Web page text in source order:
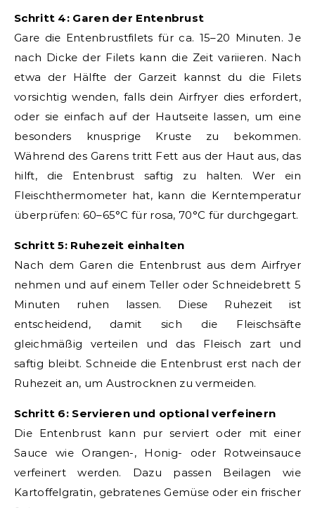
Schritt 4: Garen der Entenbrust
Gare die Entenbrustfilets für ca. 15–20 Minuten. Je
nach Dicke der Filets kann die Zeit variieren. Nach
etwa der Hälfte der Garzeit kannst du die Filets
vorsichtig wenden, falls dein Airfryer dies erfordert,
oder sie einfach auf der Hautseite lassen, um eine
besonders knusprige Kruste zu bekommen.
Während des Garens tritt Fett aus der Haut aus, das
hilft, die Entenbrust saftig zu halten. Wer ein
Fleischthermometer hat, kann die Kerntemperatur
überprüfen: 60–65°C für rosa, 70°C für durchgegart.
Schritt 5: Ruhezeit einhalten
Nach dem Garen die Entenbrust aus dem Airfryer
nehmen und auf einem Teller oder Schneidebrett 5
Minuten ruhen lassen. Diese Ruhezeit ist
entscheidend, damit sich die Fleischsäfte
gleichmäßig verteilen und das Fleisch zart und
saftig bleibt. Schneide die Entenbrust erst nach der
Ruhezeit an, um Austrocknen zu vermeiden.
Schritt 6: Servieren und optional verfeinern
Die Entenbrust kann pur serviert oder mit einer
Sauce wie Orangen-, Honig- oder Rotweinsauce
verfeinert werden. Dazu passen Beilagen wie
Kartoffelgratin, gebratenes Gemüse oder ein frischer